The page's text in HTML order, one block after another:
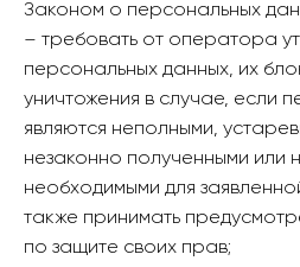
Законом о персональных
– требовать от оператора
персональных данных, их
уничтожения в случае, если
являются неполными,
незаконно полученными или
необходимыми для
также принимать
по защите своих прав;